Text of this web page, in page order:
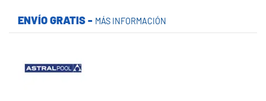
ENVÍO GRATIS - MÁS INFORMACIÓN